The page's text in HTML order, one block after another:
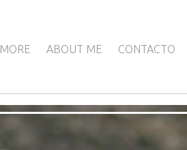
MORE ABOUT ME CONTACTO